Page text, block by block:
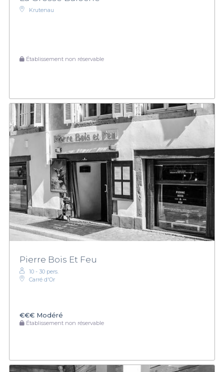
Krutenau
Établissement non réservable
Pierre Bois Et Feu
10 - 30 pers.
Carré d'Or
€€€ Modéré
Établissement non réservable